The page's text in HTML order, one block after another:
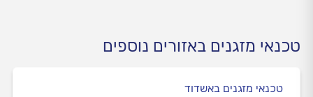
טכנאי מזגנים באזורים נוספים
טכנאי מזגנים באשדוד